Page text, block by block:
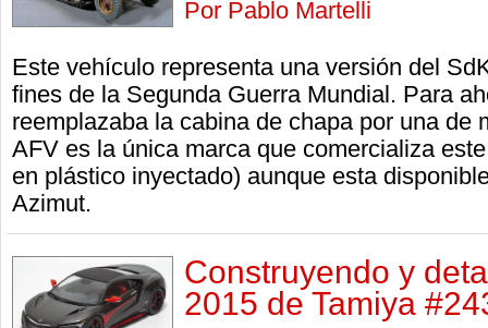
Por Pablo Martelli
Este vehículo representa una versión del
fines de la Segunda Guerra Mundial. Para
reemplazaba la cabina de chapa por una de
AFV es la única marca que comercializa
en plástico inyectado) aunque esta
Azimut.
Construyendo y
2015 de Tamiya